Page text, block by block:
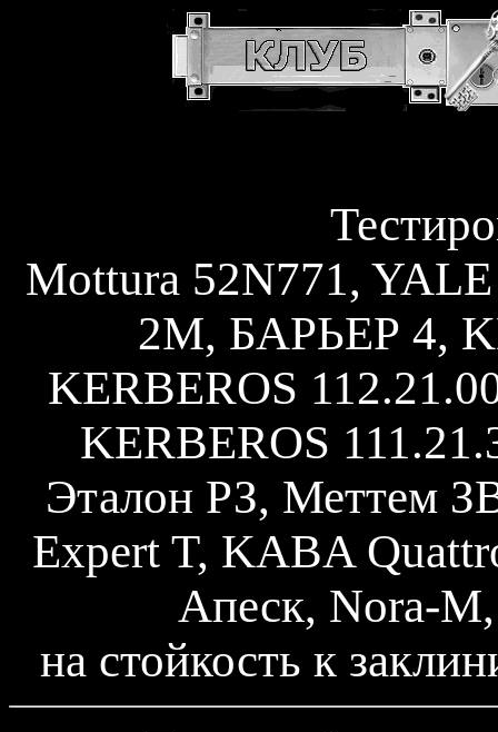
Mottura 52N771,
2М, БАРЬЕР 4,
KERBEROS
KERBEROS
Эталон РЗ, Меттем
Expert T, KABA
Апеск, Nora-
на стойкость к